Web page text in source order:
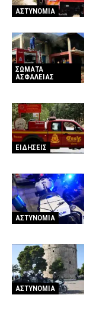
ΑΣΤΥΝΟΜΙΑ
ΣΩΜΑΤΑ
ΑΣΦΑΛΕΙΑΣ
ΕΙΔΗΣΕΙΣ
ΑΣΤΥΝΟΜΙΑ
ΑΣΤΥΝΟΜΙΑ